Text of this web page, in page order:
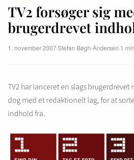
TV2 forsøger sig
brugerdrevet
1. november 2007·Stefan Bøgh-Andersen·1
TV2 har lanceret en slags brugerdrevet
dog med et redaktionelt lag, for at
indhold fra.